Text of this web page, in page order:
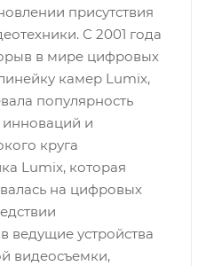
присутствия
С 2001 года
в мире цифровых
камер Lumix,
популярность
инноваций и
круга
Lumix, которая
на цифровых
ведущие устройства
видеосъемки,